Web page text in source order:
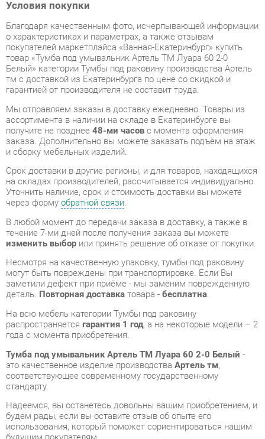
покупателей маркетплэйса «Ванная-Екатеринбург» купить
товар «Тумба под умывальник Артель ТМ Луара 60 2-0
Белый» категории Тумбы под раковину производства Артель
тм с доставкой из Екатеринбурга по цене со скидкой и
гарантией от производителя не составит труда.
Мы отправляем заказы в доставку ежедневно. Товары из
ассортимента в наличии на складе в Екатеринбурге вы
получите не позднее48-ми часовс момента оформления
заказа. Дополнительно вы можете заказать подъём на этаж
Срок доставки в другие регионы, и для товаров, находящихся
на складах производителей, рассчитывается индивидуально.
Уточнить наличие, срок и стоимость доставки вы можете
через формуобратной связи.
В любой момент до передачи заказа в доставку, а также в
течение 7-ми дней после получения заказа вы можете
изменить выборили принять решение об отказе от покупки.
Несмотря на качественную упаковку, тумбы под раковину
могут быть повреждены при транспортировке. Если Вы
заметили дефект при приёме - мы заменим поврежденную
деталь.Повторная доставкатовара -бесплатна.
На всю мебель категории Тумбы под раковину
распространяетсягарантия 1 год, а на некоторые модели – 2
года с момента приобретения.
Тумба под умывальник Артель ТМ Луара 60 2-0 Белый
это качественное изделие производства
соответствующее современному государственному
стандарту.
будем рады, если вы оставите отзыв об опыте его
использования, который поможет сориентироваться нашим
будущим покупателям.
консультацию, фото и видеообзор продукции вы можете по
e-mail, телефону в Екатеринбурге и через мессенджеры
Telegram и WhatsApp.